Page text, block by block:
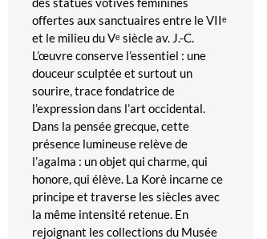
offertes aux sanctuaires entre le VIIᵉ
et le milieu du Vᵉ siècle av. J.-C.
L’œuvre conserve l’essentiel : une
douceur sculptée et surtout un
sourire, trace fondatrice de
l’expression dans l’art occidental.
Dans la pensée grecque, cette
présence lumineuse relève de
l’agalma : un objet qui charme, qui
honore, qui élève. La Korè incarne ce
principe et traverse les siècles avec
la même intensité retenue. En
rejoignant les collections du Musée